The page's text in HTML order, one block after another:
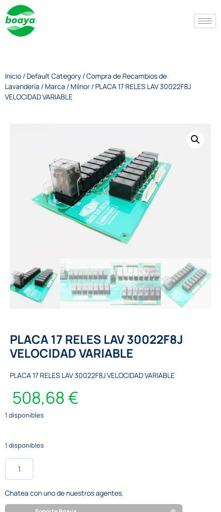
Inicio / Default Category /Compra de Recambios de
Lavandería / Marca / Milnor / PLACA 17 RELES LAV 30022F8J
VELOCIDAD VARIABLE
PLACA 17 RELES LAV 30022F8J
VELOCIDAD VARIABLE
PLACA 17 RELES LAV 30022F8J VELOCIDAD VARIABLE
508,68 €
1 disponibles
1 disponibles
Chatea con uno de nuestros agentes.